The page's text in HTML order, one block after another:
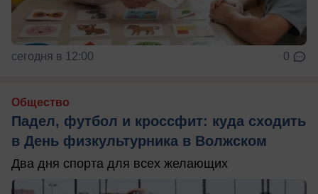
сегодня в 12:00 0
Общество
Падел, футбол и кроссфит: куда сходить
в День физкультурника в Волжском
Два дня спорта для всех желающих